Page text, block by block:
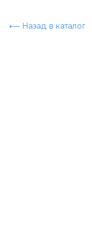
⟵ Назад в каталог